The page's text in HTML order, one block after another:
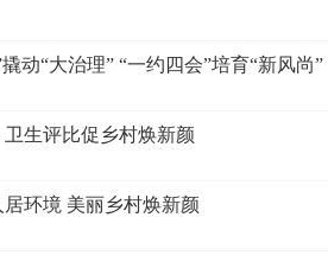
动“大治理” “一约四会”培育“新风尚”
生评比促乡村焕新颜
环境 美丽乡村焕新颜